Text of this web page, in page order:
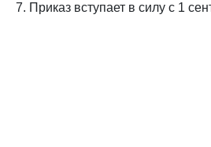
7. Приказ вступает в силу с 1